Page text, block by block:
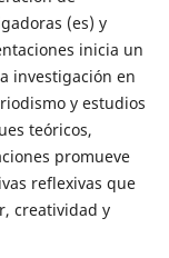
(es) y
inicia un
investigación en
y estudios
teóricos,
promueve
reflexivas que
creatividad y